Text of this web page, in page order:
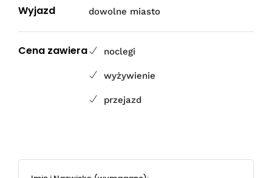
Wyjazd dowolne miasto
Cena zawiera noclegi
wyżywienie
przejazd